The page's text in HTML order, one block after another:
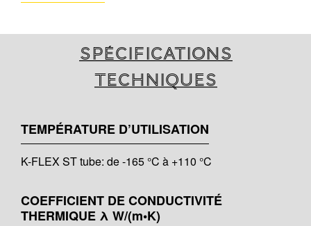
Spécifications
techniques
TEMPÉRATURE D’UTILISATION
K-FLEX ST tube: de -165 °C à +110 °C
COEFFICIENT DE CONDUCTIVITÉ
THERMIQUE λ W/(m•K)